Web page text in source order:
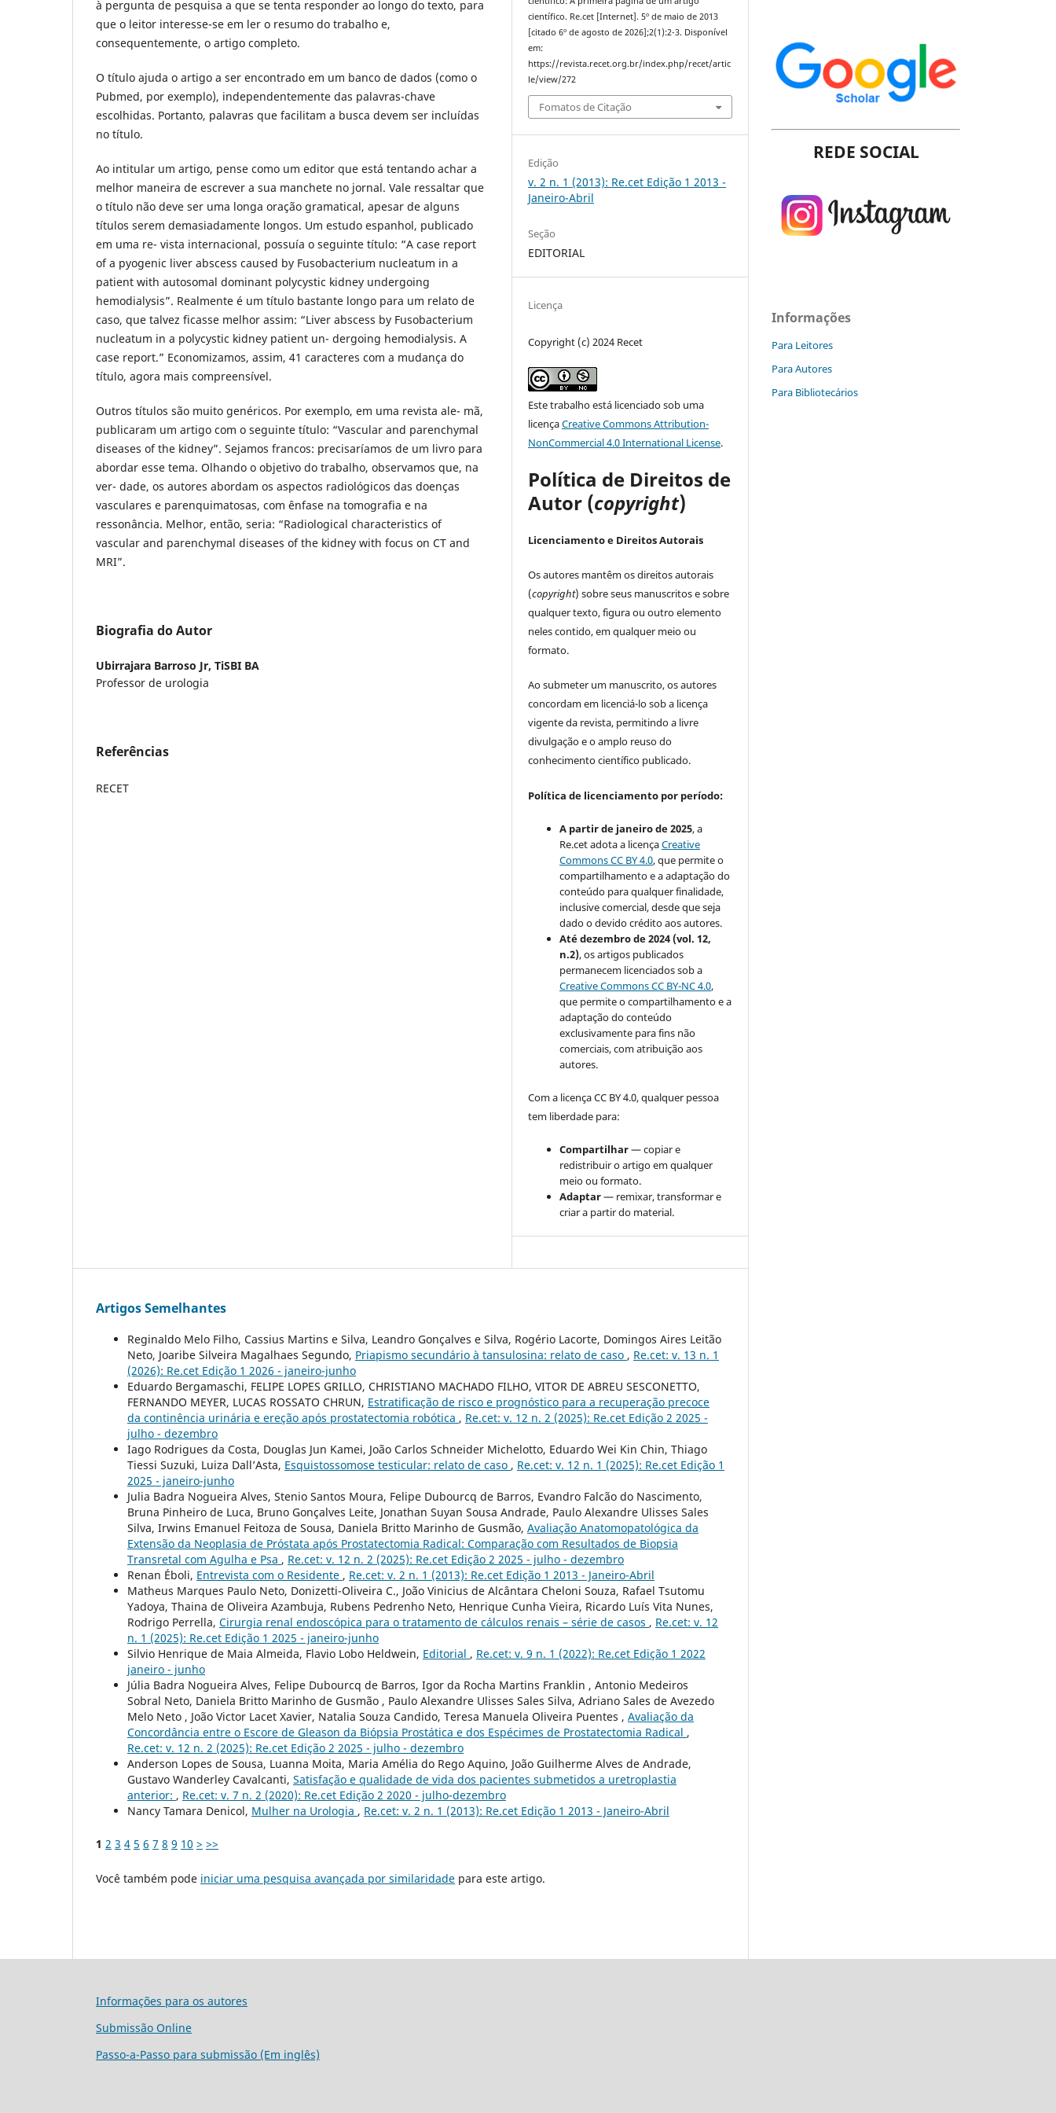
à pergunta de pesquisa a que se tenta responder ao longo do texto, para
que o leitor interesse-se em ler o resumo do trabalho e,
consequentemente, o artigo completo.
O título ajuda o artigo a ser encontrado em um banco de dados (como o
Pubmed, por exemplo), independentemente das palavras-chave
escolhidas. Portanto, palavras que facilitam a busca devem ser incluídas
no título.
Ao intitular um artigo, pense como um editor que está tentando achar a
melhor maneira de escrever a sua manchete no jornal. Vale ressaltar que
o título não deve ser uma longa oração gramatical, apesar de alguns
títulos serem demasiadamente longos. Um estudo espanhol, publicado
em uma re- vista internacional, possuía o seguinte título: “A case report
of a pyogenic liver abscess caused by Fusobacterium nucleatum in a
patient with autosomal dominant polycystic kidney undergoing
hemodialysis”. Realmente é um título bastante longo para um relato de
caso, que talvez ficasse melhor assim: “Liver abscess by Fusobacterium
nucleatum in a polycystic kidney patient un- dergoing hemodialysis. A
case report.” Economizamos, assim, 41 caracteres com a mudança do
título, agora mais compreensível.
Outros títulos são muito genéricos. Por exemplo, em uma revista ale- mã,
publicaram um artigo com o seguinte título: “Vascular and parenchymal
diseases of the kidney”. Sejamos francos: precisaríamos de um livro para
abordar esse tema. Olhando o objetivo do trabalho, observamos que, na
ver- dade, os autores abordam os aspectos radiológicos das doenças
vasculares e parenquimatosas, com ênfase na tomografia e na
ressonância. Melhor, então, seria: “Radiological characteristics of
vascular and parenchymal diseases of the kidney with focus on CT and
MRI”.
Biografia do Autor
Ubirrajara Barroso Jr, TiSBI BA
Professor de urologia
Referências
RECET
científico. Re.cet [Internet]. 5º de maio de 2013
[citado 6º de agosto de 2026];2(1):2-3. Disponível
em:
https://revista.recet.org.br/index.php/recet/artic
le/view/272
Fomatos de Citação
Edição
v. 2 n. 1 (2013): Re.cet Edição 1 2013 -
Janeiro-Abril
Seção
EDITORIAL
Licença
Copyright (c) 2024 Recet
Este trabalho está licenciado sob uma
licençaCreative Commons Attribution-
NonCommercial 4.0 International License.
Política de Direitos de
Autor (copyright)
Licenciamento e Direitos Autorais
Os autores mantêm os direitos autorais
(copyright) sobre seus manuscritos e sobre
qualquer texto, figura ou outro elemento
neles contido, em qualquer meio ou
formato.
Ao submeter um manuscrito, os autores
concordam em licenciá-lo sob a licença
vigente da revista, permitindo a livre
divulgação e o amplo reuso do
conhecimento científico publicado.
Política de licenciamento por período:
A partir de janeiro de 2025, a
Re.cet adota a licençaCreative
Commons CC BY 4.0, que permite o
compartilhamento e a adaptação do
conteúdo para qualquer finalidade,
inclusive comercial, desde que seja
dado o devido crédito aos autores.
Até dezembro de 2024 (vol. 12,
n.2), os artigos publicados
permanecem licenciados sob a
Creative Commons CC BY-NC 4.0,
que permite o compartilhamento e a
adaptação do conteúdo
exclusivamente para fins não
comerciais, com atribuição aos
autores.
Com a licença CC BY 4.0, qualquer pessoa
tem liberdade para:
Compartilhar— copiar e
redistribuir o artigo em qualquer
meio ou formato.
Adaptar— remixar, transformar e
criar a partir do material.
Artigos Semelhantes
Reginaldo Melo Filho, Cassius Martins e Silva, Leandro Gonçalves e Silva, Rogério Lacorte, Domingos Aires Leitão
Neto, Joaribe Silveira Magalhaes Segundo, Priapismo secundário à tansulosina: relato de caso , Re.cet: v. 13 n. 1
(2026): Re.cet Edição 1 2026 - janeiro-junho
Eduardo Bergamaschi, FELIPE LOPES GRILLO, CHRISTIANO MACHADO FILHO, VITOR DE ABREU SESCONETTO,
FERNANDO MEYER, LUCAS ROSSATO CHRUN, Estratificação de risco e prognóstico para a recuperação precoce
da continência urinária e ereção após prostatectomia robótica , Re.cet: v. 12 n. 2 (2025): Re.cet Edição 2 2025 -
julho - dezembro
Iago Rodrigues da Costa, Douglas Jun Kamei, João Carlos Schneider Michelotto, Eduardo Wei Kin Chin, Thiago
Tiessi Suzuki, Luiza Dall’Asta, Esquistossomose testicular: relato de caso , Re.cet: v. 12 n. 1 (2025): Re.cet Edição 1
2025 - janeiro-junho
Julia Badra Nogueira Alves, Stenio Santos Moura, Felipe Dubourcq de Barros, Evandro Falcão do Nascimento,
Bruna Pinheiro de Luca, Bruno Gonçalves Leite, Jonathan Suyan Sousa Andrade, Paulo Alexandre Ulisses Sales
Silva, Irwins Emanuel Feitoza de Sousa, Daniela Britto Marinho de Gusmão, Avaliação Anatomopatológica da
Extensão da Neoplasia de Próstata após Prostatectomia Radical: Comparação com Resultados de Biopsia
Transretal com Agulha e Psa , Re.cet: v. 12 n. 2 (2025): Re.cet Edição 2 2025 - julho - dezembro
Renan Éboli, Entrevista com o Residente , Re.cet: v. 2 n. 1 (2013): Re.cet Edição 1 2013 - Janeiro-Abril
Matheus Marques Paulo Neto, Donizetti-Oliveira C., João Vinicius de Alcântara Cheloni Souza, Rafael Tsutomu
Yadoya, Thaina de Oliveira Azambuja, Rubens Pedrenho Neto, Henrique Cunha Vieira, Ricardo Luís Vita Nunes,
Rodrigo Perrella, Cirurgia renal endoscópica para o tratamento de cálculos renais – série de casos , Re.cet: v. 12
n. 1 (2025): Re.cet Edição 1 2025 - janeiro-junho
Silvio Henrique de Maia Almeida, Flavio Lobo Heldwein, Editorial , Re.cet: v. 9 n. 1 (2022): Re.cet Edição 1 2022
janeiro - junho
Júlia Badra Nogueira Alves, Felipe Dubourcq de Barros, Igor da Rocha Martins Franklin , Antonio Medeiros
Sobral Neto, Daniela Britto Marinho de Gusmão , Paulo Alexandre Ulisses Sales Silva, Adriano Sales de Avezedo
Melo Neto , João Victor Lacet Xavier, Natalia Souza Candido, Teresa Manuela Oliveira Puentes , Avaliação da
Concordância entre o Escore de Gleason da Biópsia Prostática e dos Espécimes de Prostatectomia Radical ,
Re.cet: v. 12 n. 2 (2025): Re.cet Edição 2 2025 - julho - dezembro
Anderson Lopes de Sousa, Luanna Moita, Maria Amélia do Rego Aquino, João Guilherme Alves de Andrade,
Gustavo Wanderley Cavalcanti, Satisfação e qualidade de vida dos pacientes submetidos a uretroplastia
anterior: , Re.cet: v. 7 n. 2 (2020): Re.cet Edição 2 2020 - julho-dezembro
Nancy Tamara Denicol, Mulher na Urologia , Re.cet: v. 2 n. 1 (2013): Re.cet Edição 1 2013 - Janeiro-Abril
1 2 3 4 5 6 7 8 9 10 > >>
Você também pode iniciar uma pesquisa avançada por similaridade para este artigo.
REDE SOCIAL
Informações
Para Leitores
Para Autores
Para Bibliotecários
Informações para os autores
Submissão Online
Passo-a-Passo para submissão (Em inglês)